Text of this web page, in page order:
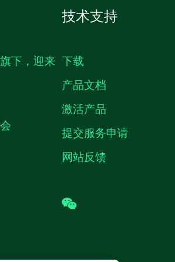
下，迎来
技术支持
下载
产品文档
激活产品
提交服务申请
网站反馈
wechat